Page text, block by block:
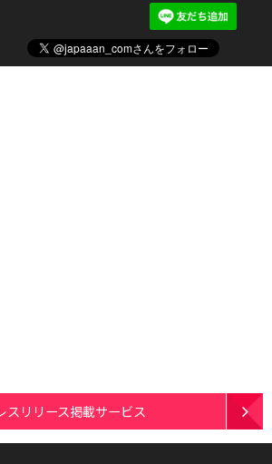
スリリース掲載サービス